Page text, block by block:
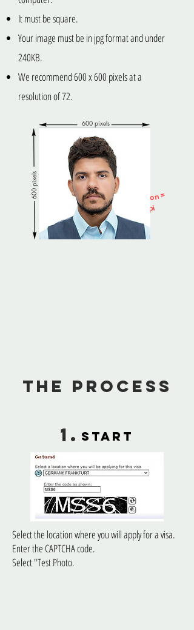
It must be square.
Your image must be in jpg format and under
240KB.
We recommend 600 x 600 pixels at a
resolution of 72.
Resolution =
72ppi
600 pixels
600 pixels
The Process
1. start
Select the location where you will apply for a visa.
Enter the CAPTCHA code.
Select "Test Photo.